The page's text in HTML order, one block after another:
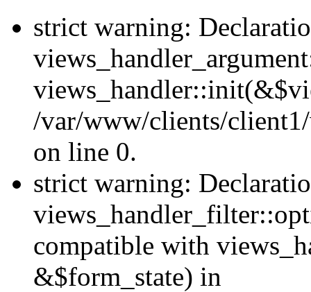
strict warning:
/var/www/clients/
on line 0.
strict warning:
compatible with
&$form_state) in